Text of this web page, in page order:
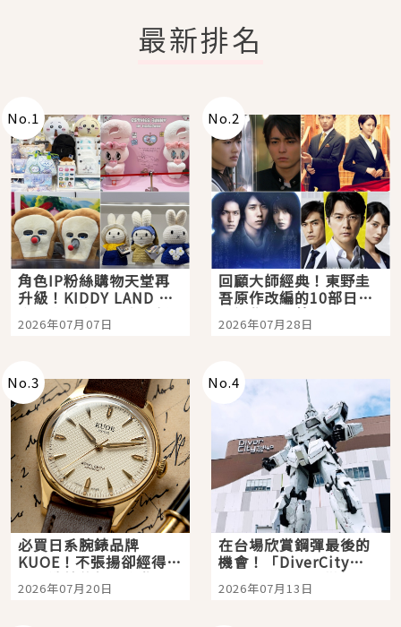
最新排名
No.1
角色IP粉絲購物天堂再
升級！KIDDY LAND 原
宿店吉伊卡哇迎客，新
開幕 OMOKADO 店3分
2026年07月07日
No.2
回顧大師經典！東野圭
吾原作改編的10部日本
影視作品推薦
2026年07月28日
No.3
必買日系腕錶品牌
KUOE！不張揚卻經得起
時間洗鍊的經典之作五
選
2026年07月20日
No.4
在台場欣賞鋼彈最後的
機會！「DiverCity
Tokyo Plaza」搭船、
購物、美食及夜景，一
2026年07月13日